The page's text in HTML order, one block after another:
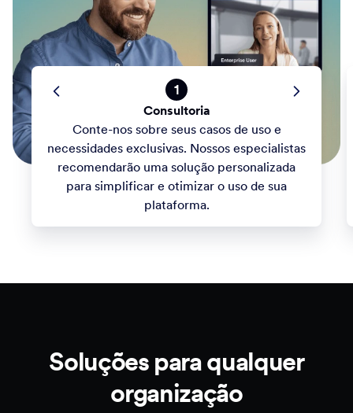
1
Consultoria
Conte-nos sobre seus casos de uso e
necessidades exclusivas. Nossos especialistas
recomendarão uma solução personalizada
para simplificar e otimizar o uso de sua
plataforma.
Soluções para qualquer
organização